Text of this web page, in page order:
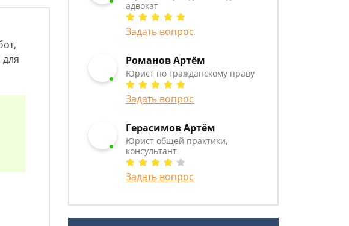
адвокат
Задать вопрос
Романов Артём
Юрист по гражданскому праву
Задать вопрос
Герасимов Артём
Юрист общей практики,
консультант
Задать вопрос